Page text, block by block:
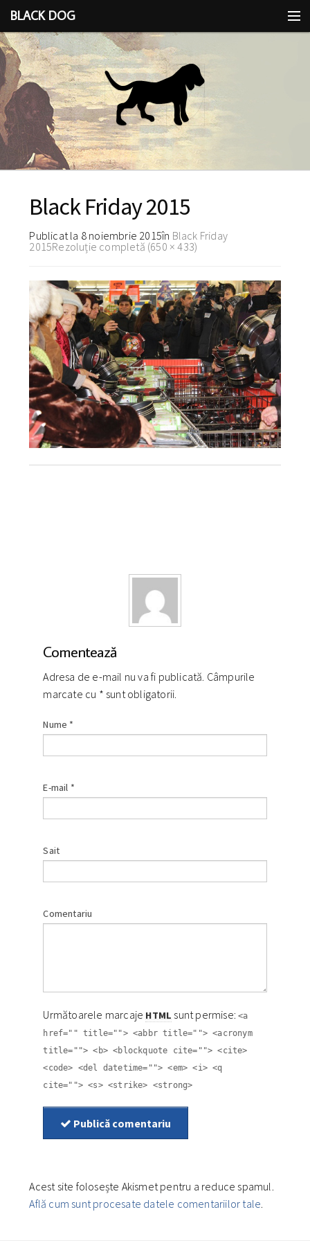
BLACK DOG
IDEEA
CU LIMBA SCOASĂ
Black Friday 2015
Publicat la 8 noiembrie 2015în Black Friday
2015Rezoluție completă (650 × 433)
Comentează
Adresa de e-mail nu va fi publicată. Câmpurile
marcate cu * sunt obligatorii.
Nume *
E-mail *
Sait
Comentariu
Următoarele marcaje HTML sunt permise:<a
href="" title=""> <abbr title=""> <acronym
title=""> <b> <blockquote cite=""> <cite>
<code> <del datetime=""> <em> <i> <q
cite=""> <s> <strike> <strong>
Publică comentariu
Acest site folosește Akismet pentru a reduce spamul.
Află cum sunt procesate datele comentariilor tale.